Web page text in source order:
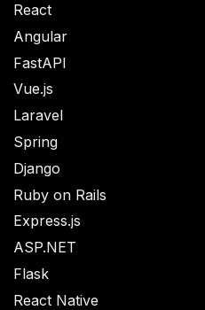
React
Angular
FastAPI
Vue.js
Laravel
Spring
Django
Ruby on Rails
Express.js
ASP.NET
Flask
React Native